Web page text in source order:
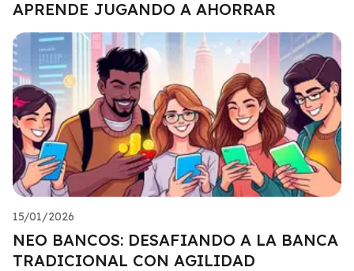
APRENDE JUGANDO A AHORRAR
15/01/2026
NEO BANCOS: DESAFIANDO A LA BANCA
TRADICIONAL CON AGILIDAD